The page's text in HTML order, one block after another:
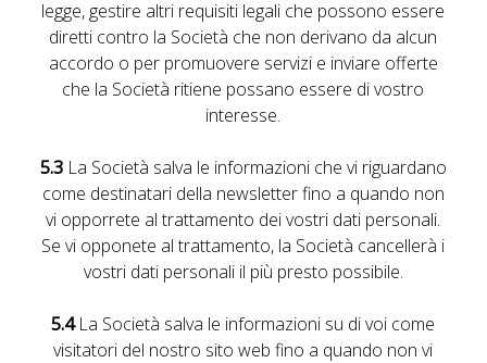
Early Check-in and Late Check-out subject to availability
Free room upgrade based on availability
The most flexible cancellation policy online
legge, gestire altri requisiti legali che possono essere
diretti contro la Società che non derivano da alcun
accordo o per promuovere servizi e inviare offerte
che la Società ritiene possano essere di vostro
interesse.
5.3La Società salva le informazioni che vi riguardano
come destinatari della newsletter fino a quando non
vi opporrete al trattamento dei vostri dati personali.
Se vi opponete al trattamento, la Società cancellerà i
vostri dati personali il più presto possibile.
5.4La Società salva le informazioni su di voi come
visitatori del nostro sito web fino a quando non vi